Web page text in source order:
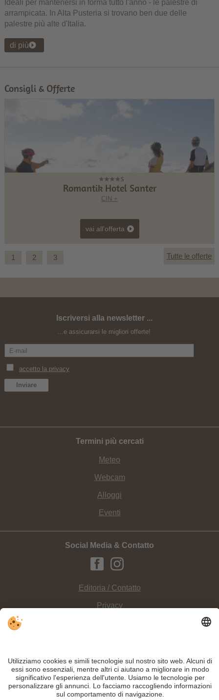
Ideali per mantenersi in forma tutto l'anno - le palestre di
arrampicata. In Alta Pusteria si trovano ben due delle
palestre più alte d'Italia.
di più
Consigli & Offerte
Romantik Hotel Santer
CIN +
Vacanza in bici ad un passo dal cielo
vai all'offerta
1 2 3 Tutte le offerte
Iscriversi alla newsletter ...
...e assicurarsi le migliori offerte!
Termini più cercati
Meteo
Webcam
Alloggi
Eventi
Social Media & Contatto
Editoria / Contatto
Privacy
INFO: Amici della montagna e appassionati delle arrampicatenella zona 3
Cime Dolomiti possono contare su un’offerta varia e avvincente di escursioni,